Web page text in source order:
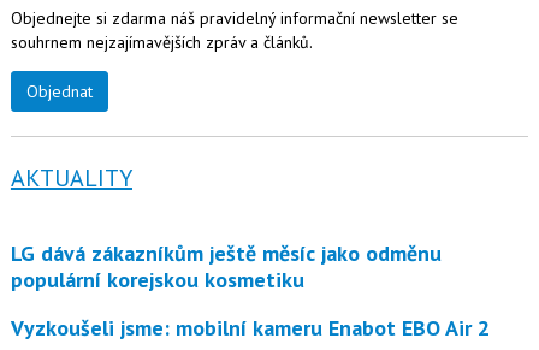
Objednejte si zdarma náš pravidelný informační newsletter se
souhrnem nejzajímavějších zpráv a článků.
Objednat
AKTUALITY
LG dává zákazníkům ještě měsíc jako odměnu
populární korejskou kosmetiku
Vyzkoušeli jsme: mobilní kameru Enabot EBO Air 2